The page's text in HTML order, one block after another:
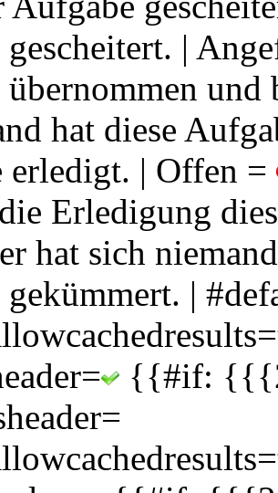
gescheitert. |
hat diese
erledigt. | Offen =
Erledigung
hat sich
|
{{#if: